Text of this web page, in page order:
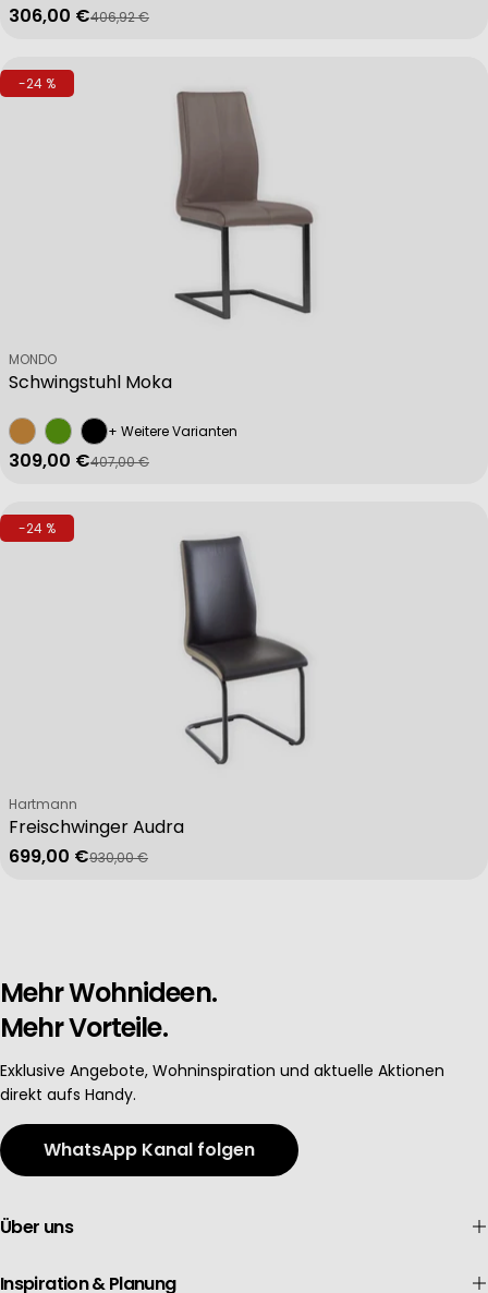
Verkaufspreis
306,00 €
Regulärer Preis
406,92 €
-24 %
Schwingstuhl Moka
Verkäufer:
MONDO
+ Weitere Varianten
Verkaufspreis
309,00 €
Regulärer Preis
407,00 €
-24 %
Freischwinger Audra
Verkäufer:
Hartmann
Verkaufspreis
699,00 €
Regulärer Preis
930,00 €
Mehr Wohnideen.
Mehr Vorteile.
Exklusive Angebote, Wohninspiration und aktuelle Aktionen
direkt aufs Handy.
WhatsApp Kanal folgen
Über uns
Inspiration & Planung